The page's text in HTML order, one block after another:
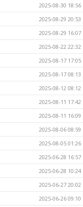
2025-08-30 18:56
2025-08-29 20:53
2025-08-29 16:07
2025-08-22 22:32
2025-08-17 17:05
2025-08-17 08:13
2025-08-12 08:12
2025-08-11 17:42
2025-08-11 16:09
2025-08-06 08:59
2025-08-05 01:26
2025-06-28 16:57
2025-06-28 10:24
2025-06-27 20:02
2025-06-26 09:10